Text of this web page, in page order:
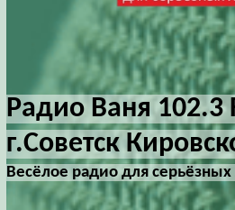
Радио Ваня 102.3
г.Советск
Весёлое радио для